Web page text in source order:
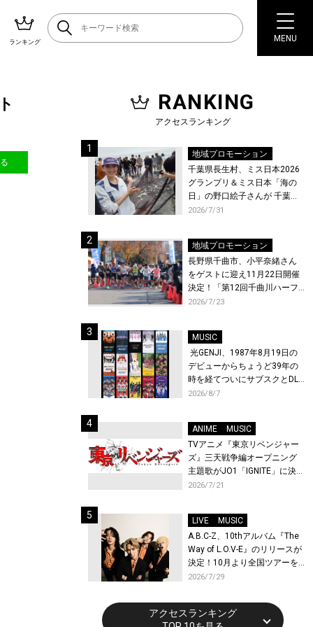
ランキング MENU
RANKING
アクセスランキング
地域プロモーション
千葉県長生村、ミス日本2026
グランプリ＆ミス日本「海の
日」の野口絵子さんが 千葉県
唯一の村・長生村で地引網を
2026/7/31
地域プロモーション
長野県千曲市、小平奈緒さん
をゲストに迎え11月22日開催
決定！「第12回千曲川ハーフ
マラソン」エントリー受付開
2026/7/23
MUSIC
光GENJI、1987年8月19日の
デビューからちょうど39年の
時を経てついにサブスクとDL
配信が解禁！
2026/8/7
ANIME
MUSIC
TVアニメ『東京リベンジャー
ズ』三天戦争編オープニング
主題歌がJO1「IGNITE」に決
定！メンバー全員から喜びと
先行上映会を開催！
2026/7/21
LIVE
MUSIC
A.B.C-Z、10thアルバム『The
Way of L.O.V-E』のリリースが
決定！10月より全国ツアーを
開催！
2026/7/29
アクセスランキング